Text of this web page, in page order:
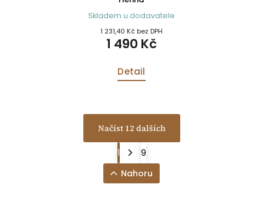
Skladem u dodavatele
1 231,40 Kč bez DPH
1 490 Kč
Detail
Načíst 12 dalších
1
9
Nahoru